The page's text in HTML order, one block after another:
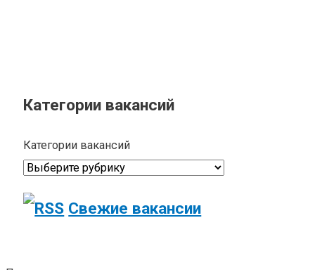
Категории вакансий
Категории вакансий
Свежие вакансии